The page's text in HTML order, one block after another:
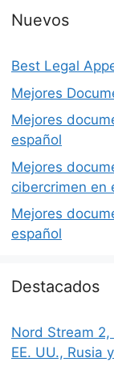
Nuevos
Best Legal
Mejores
Mejores
español
Mejores
cibercrimen en
Mejores
español
Destacados
Nord Stream
EE. UU., Rusia